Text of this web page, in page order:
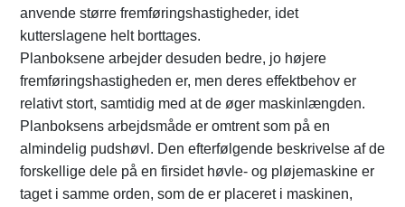
anvende større fremføringshastigheder, idet
kutterslagene helt borttages.
Planboksene arbejder desuden bedre, jo højere
fremføringshastigheden er, men deres effektbehov er
relativt stort, samtidig med at de øger maskinlængden.
Planboksens arbejdsmåde er omtrent som på en
almindelig pudshøvl. Den efterfølgende beskrivelse af de
forskellige dele på en firsidet høvle- og pløjemaskine er
taget i samme orden, som de er placeret i maskinen,